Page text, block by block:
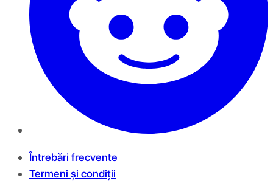
Întrebări frecvente
Termeni și condiții